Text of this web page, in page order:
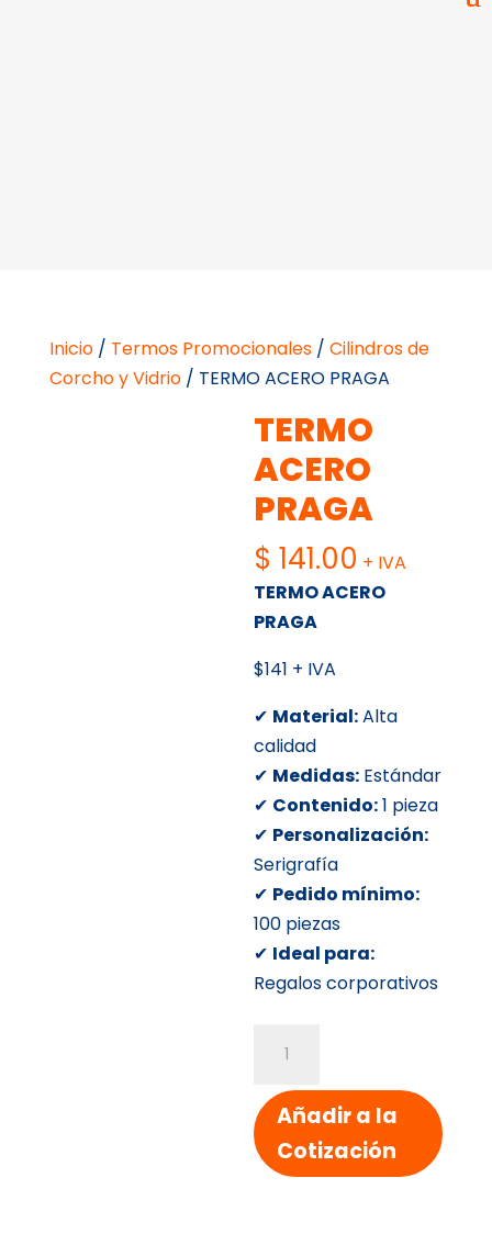
Inicio/ Termos Promocionales/ Cilindros de
Corcho y Vidrio/ TERMO ACERO PRAGA
TERMO
ACERO
PRAGA
$ 141.00 + IVA
TERMO ACERO
PRAGA
$141 + IVA
✔ Material:Alta
calidad
✔ Medidas: Estándar
✔ Contenido:1 pieza
✔ Personalización:
Serigrafía
✔ Pedido mínimo:
100 piezas
✔ Ideal para:
Regalos corporativos
ACERO
PRAGA
cantidad
Añadir a la
Cotización